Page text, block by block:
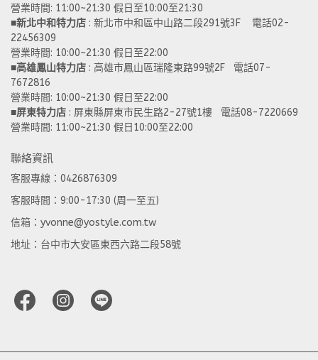
營業時間: 11:00~21:30 假日至10:00至21:30
■新北中和特力店 : 新北市中和區中山路二段291號3F    電話02-
22456309
營業時間: 10:00~21:30 假日至22:00
■高雄鳳山特力店 : 高雄市鳳山區瑞隆東路99號2F   電話07-
7672816
營業時間: 10:00~21:30 假日至22:00
■屏東特力店 : 屏東縣屏東市民生路2-27號1樓   電話08-7220669
營業時間: 11:00~21:30 假日10:00至22:00
聯絡資訊
客服專線：0426876309
客服時間：9:00-17:30 (周一至五)
信箱：yvonne@yostyle.com.tw
地址：台中市大安區東西六路二段58號